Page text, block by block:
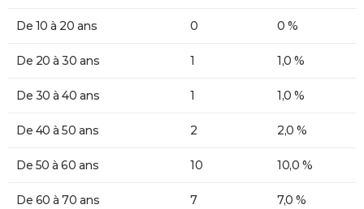
De 10 à 20 ans 0 0 %
De 20 à 30 ans 1 1,0 %
De 30 à 40 ans 1 1,0 %
De 40 à 50 ans 2 2,0 %
De 50 à 60 ans 10 10,0 %
De 60 à 70 ans 7 7,0 %